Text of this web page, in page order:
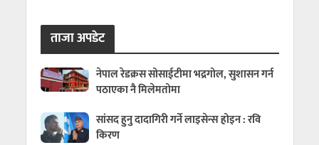
ताजा अपडेट
नेपाल रेडक्रस सोसाईटीमा भद्रगोल, सुशासन गर्न
पठाएका नै मिलेमतोमा
सांसद हुनु दादागिरी गर्ने लाइसेन्स होइन : रवि
किरण